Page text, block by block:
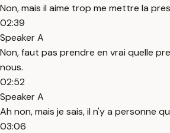
Non, mais il aime trop me mettre la
02:39
Speaker A
Non, faut pas prendre en vrai quelle
nous.
02:52
Speaker A
Ah non, mais je sais, il n'y a personne
03:06